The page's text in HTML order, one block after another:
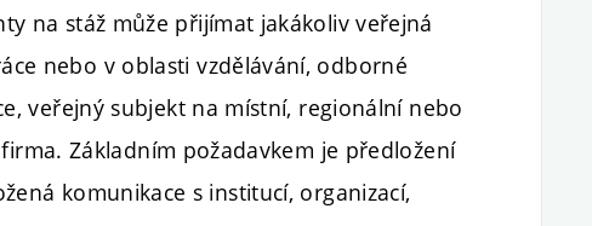
na stáž může přijímat jakákoliv veřejná
nebo v oblasti vzdělávání, odborné
veřejný subjekt na místní, regionální nebo
Základním požadavkem je předložení
komunikace s institucí, organizací,